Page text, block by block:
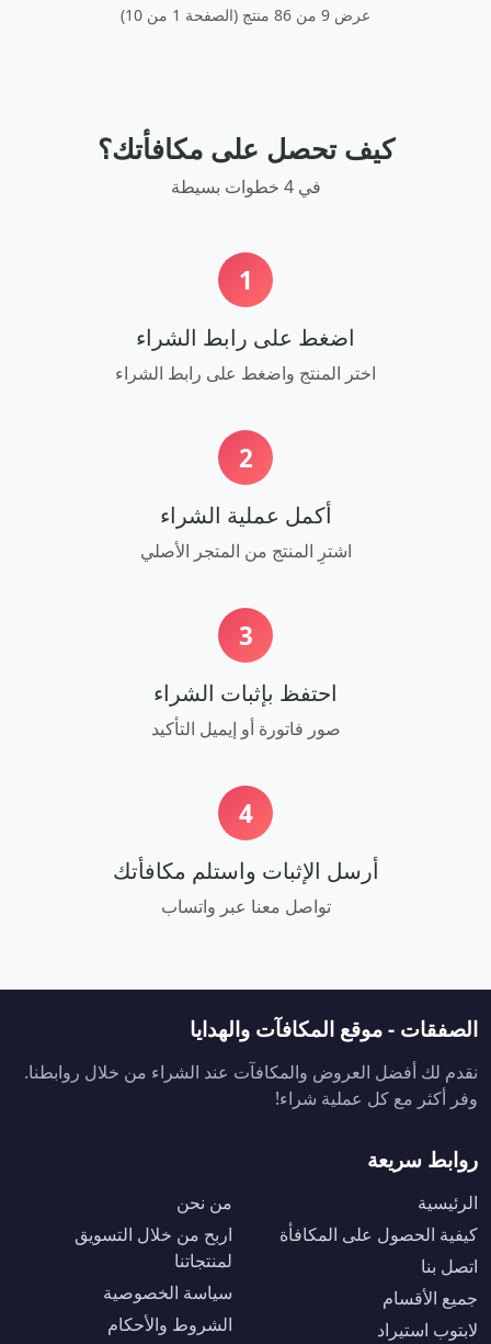
عرض 9 من 86 منتج (الصفحة 1 من 10)
كيف تحصل على مكافأتك؟
في 4 خطوات بسيطة
1
اضغط على رابط الشراء
اختر المنتج واضغط على رابط الشراء
2
أكمل عملية الشراء
اشترِ المنتج من المتجر الأصلي
3
احتفظ بإثبات الشراء
صور فاتورة أو إيميل التأكيد
4
أرسل الإثبات واستلم مكافأتك
تواصل معنا عبر واتساب
الصفقات - موقع المكافآت والهدايا
نقدم لك أفضل العروض والمكافآت عند الشراء من خلال روابطنا.
وفر أكثر مع كل عملية شراء!
روابط سريعة
الرئيسية
كيفية الحصول على المكافأة
اتصل بنا
جميع الأقسام
لابتوب استيراد
من نحن
اربح من خلال التسويق
لمنتجاتنا
سياسة الخصوصية
الشروط والأحكام